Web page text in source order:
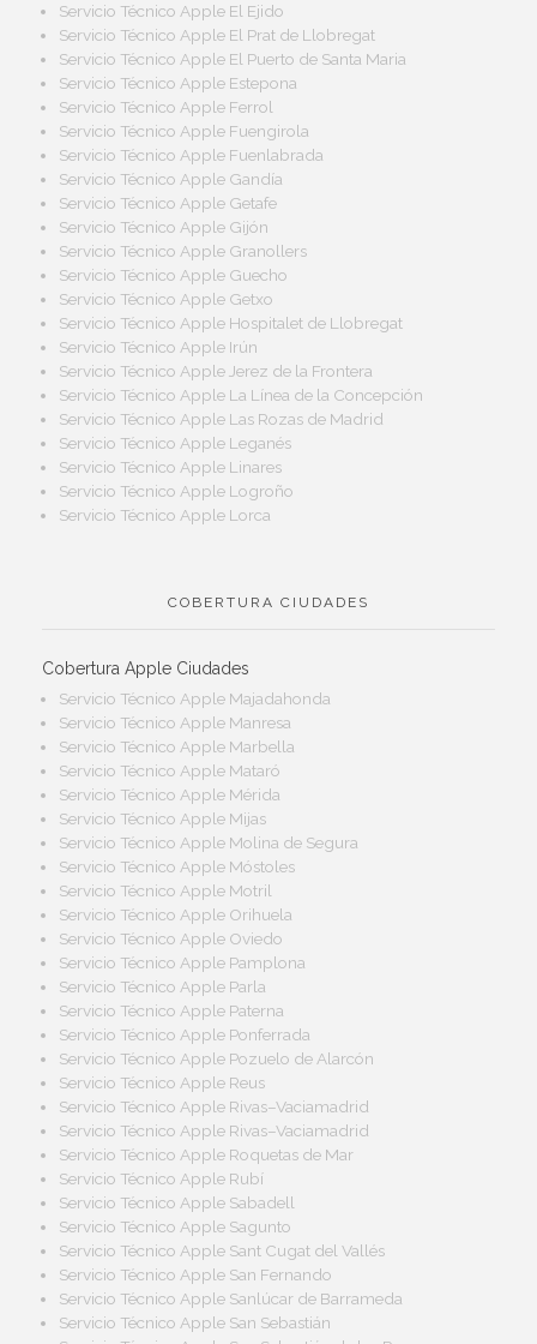
Servicio Técnico Apple El Ejido
Servicio Técnico Apple El Prat de Llobregat
Servicio Técnico Apple El Puerto de Santa Maria
Servicio Técnico Apple Estepona
Servicio Técnico Apple Ferrol
Servicio Técnico Apple Fuengirola
Servicio Técnico Apple Fuenlabrada
Servicio Técnico Apple Gandía
Servicio Técnico Apple Getafe
Servicio Técnico Apple Gijón
Servicio Técnico Apple Granollers
Servicio Técnico Apple Guecho
Servicio Técnico Apple Getxo
Servicio Técnico Apple Hospitalet de Llobregat
Servicio Técnico Apple Irún
Servicio Técnico Apple Jerez de la Frontera
Servicio Técnico Apple La Línea de la Concepción
Servicio Técnico Apple Las Rozas de Madrid
Servicio Técnico Apple Leganés
Servicio Técnico Apple Linares
Servicio Técnico Apple Logroño
Servicio Técnico Apple Lorca
COBERTURA CIUDADES
Cobertura Apple Ciudades
Servicio Técnico Apple Majadahonda
Servicio Técnico Apple Manresa
Servicio Técnico Apple Marbella
Servicio Técnico Apple Mataró
Servicio Técnico Apple Mérida
Servicio Técnico Apple Mijas
Servicio Técnico Apple Molina de Segura
Servicio Técnico Apple Móstoles
Servicio Técnico Apple Motril
Servicio Técnico Apple Orihuela
Servicio Técnico Apple Oviedo
Servicio Técnico Apple Pamplona
Servicio Técnico Apple Parla
Servicio Técnico Apple Paterna
Servicio Técnico Apple Ponferrada
Servicio Técnico Apple Pozuelo de Alarcón
Servicio Técnico Apple Reus
Servicio Técnico Apple Rivas–Vaciamadrid
Servicio Técnico Apple Rivas–Vaciamadrid
Servicio Técnico Apple Roquetas de Mar
Servicio Técnico Apple Rubí
Servicio Técnico Apple Sabadell
Servicio Técnico Apple Sagunto
Servicio Técnico Apple Sant Cugat del Vallés
Servicio Técnico Apple San Fernando
Servicio Técnico Apple Sanlúcar de Barrameda
Servicio Técnico Apple San Sebastián